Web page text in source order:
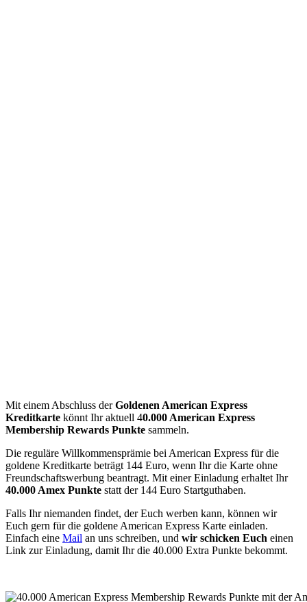
Mit einem Abschluss derGoldenen American Express
Kreditkarte könnt Ihr aktuell 40.000 American Express
Membership Rewards Punkte sammeln.
Die reguläre Willkommensprämie bei American Express für die
goldene Kreditkarte beträgt 144 Euro, wenn Ihr die Karte ohne
Freundschaftswerbung beantragt. Mit einer Einladung erhaltet Ihr
40.000 Amex Punkte statt der 144 Euro Startguthaben.
Falls Ihr niemanden findet, der Euch werben kann, können wir
Euch gern für die goldene American Express Karte einladen.
Einfach eine Mail an uns schreiben, und wir schicken Euch einen
Link zur Einladung, damit Ihr die 40.000 Extra Punkte bekommt.